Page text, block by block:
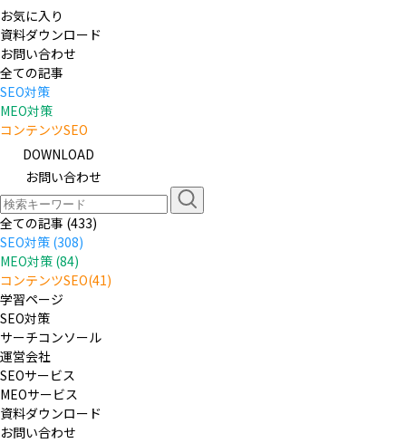
お気に入り
資料ダウンロード
お問い合わせ
全ての記事
SEO対策
MEO対策
コンテンツSEO
DOWNLOAD
お問い合わせ
全ての記事 (433)
SEO対策 (308)
MEO対策 (84)
コンテンツSEO(41)
学習ページ
SEO対策
サーチコンソール
運営会社
SEOサービス
MEOサービス
資料ダウンロード
お問い合わせ